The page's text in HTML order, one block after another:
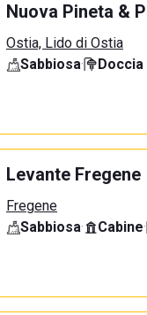
Nuova Pineta &
Ostia, Lido di Ostia
Sabbiosa· Doccia
Levante Fregene
Fregene
Sabbiosa· Cabine·